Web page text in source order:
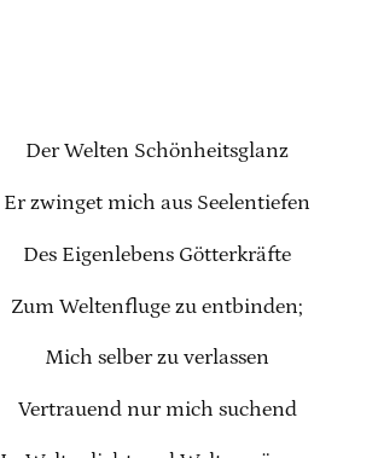
Der Welten Schönheitsglanz
Er zwinget mich aus Seelentiefen
Des Eigenlebens Götterkräfte
Zum Weltenfluge zu entbinden;
Mich selber zu verlassen
Vertrauend nur mich suchend